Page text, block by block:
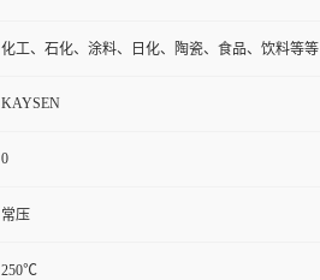
化工、石化、涂料、日化、陶瓷、食品、饮料等等
KAYSEN
0
常压
250℃